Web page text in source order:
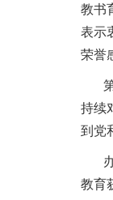
教书
表示
荣誉
持续
到党
教育